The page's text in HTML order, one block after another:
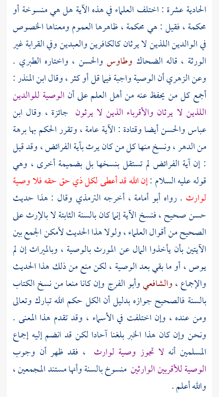
الحادية عشرة : اختلف العلماء في هذه الآية هل هي منسوخة أو
محكمة ، فقيل : هي محكمة ، ظاهرها العموم ومعناها الخصوص
في الوالدين اللذين لا يرثان كالكافرين والعبدين وفي القرابة غير
الورثة ، قاله الضحاك وطاوس والحسن ، واختاره الطبري .
وعنالزهريأن الوصية واجبة فيما قل أو كثر ، وقالابن المنذر:
أجمع كل من يحفظ عنه من أهل العلم على أن الوصية للوالدين
اللذين لا يرثان والأقرباء الذين لا يرثون جائزة ، وقال ابن
عباسوالحسنأيضاوقتادة : الآية عامة ، وتقرر الحكم بها برهة
من الدهر ، ونسخ منها كل من كان يرث بآية الفرائض ، وقد قيل
: إن آية الفرائض لم تستقل بنسخها بل بضميمة أخرى ، وهي
قوله عليه السلام :إن الله قد أعطى لكل ذي حق حقه فلا وصية
لوارث . رواهأبو أمامة ، أخرجه الترمذي وقال : هذا حديث
حسن صحيح ، فنسخ الآية إنما كان بالسنة الثابتة لا بالإرث على
الصحيح من أقوال العلماء ، ولولا هذا الحديث لأمكن الجمع بين
الآيتين بأن يأخذوا المال عن المورث بالوصية ، وبالميراث إن لم
يوص ، أو ما بقي بعد الوصية ، لكن منع من ذلك هذا الحديث
والإجماع ،والشافعيوأبو الفرج وإن كانا منعا من نسخ الكتاب
بالسنة فالصحيح جوازه بدليل أن الكل حكم الله تبارك وتعالى
ومن عنده ، وإن اختلفت في الأسماء ، وقد تقدم هذا المعنى .
ونحن وإن كان هذا الخبر بلغنا آحادا لكن قد انضم إليه إجماع
المسلمين أنه لا تجوز وصية لوارث ، فقد ظهر أن وجوب
الوصية للأقربين الوارثين منسوخ بالسنة وأنها مستند المجمعين ،
والله أعلم .